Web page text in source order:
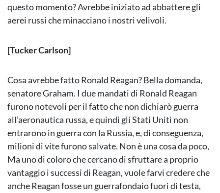
questo momento? Avrebbe iniziato ad abbattere gli
aerei russi che minacciano i nostri velivoli.
[Tucker Carlson]
Cosa avrebbe fatto Ronald Reagan? Bella domanda,
senatore Graham. I due mandati di Ronald Reagan
furono notevoli per il fatto che non dichiarò guerra
all’aeronautica russa, e quindi gli Stati Uniti non
entrarono in guerra con la Russia, e, di conseguenza,
milioni di vite furono salvate. Non è una cosa da poco,
Ma uno di coloro che cercano di sfruttare a proprio
vantaggio i successi di Reagan, vuole farvi credere che
anche Reagan fosse un guerrafondaio fuori di testa,